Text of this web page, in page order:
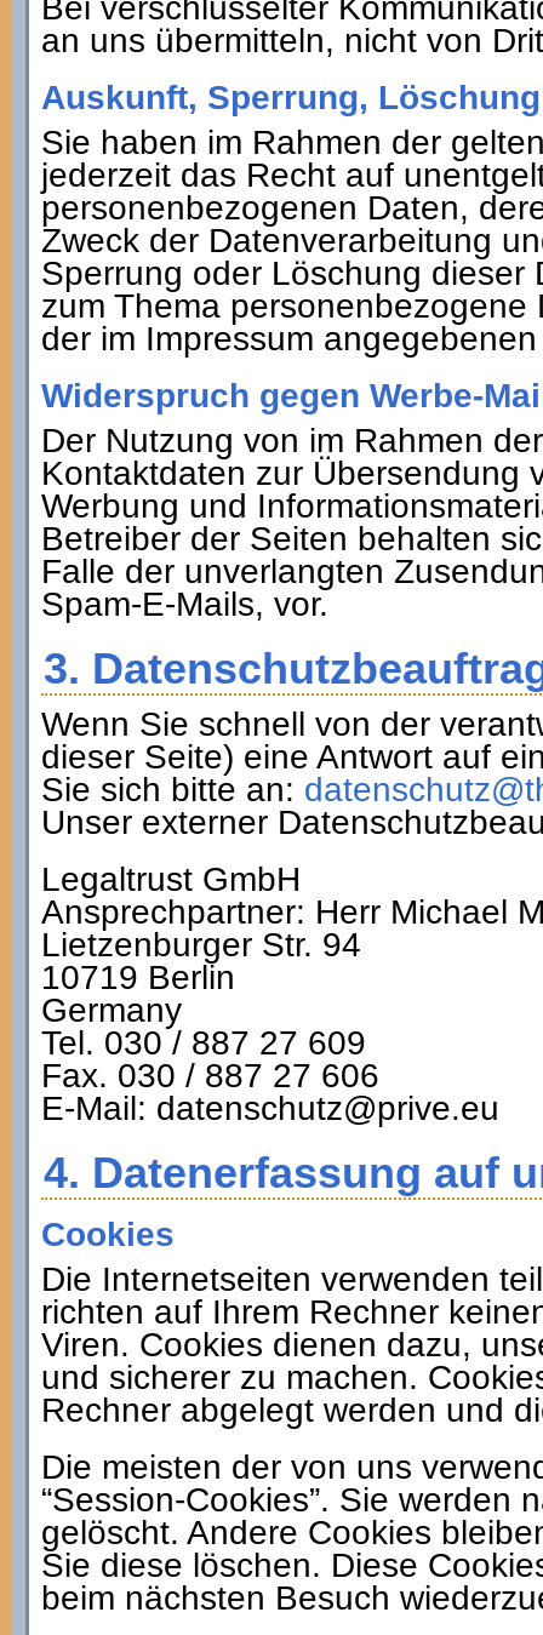
Bei verschlüsselter
an uns übermitteln, nicht von
Auskunft, Sperrung, Löschung
Sie haben im Rahmen der
jederzeit das Recht auf
personenbezogenen Daten,
Zweck der Datenverarbeitung
Sperrung oder Löschung dieser
zum Thema
der im Impressum
Widerspruch gegen Werbe-
Der Nutzung von im Rahmen
Kontaktdaten zur Übersendung
Werbung und
Betreiber der Seiten behalten
Falle der unverlangten
Spam-E-Mails, vor.
3.
Wenn Sie schnell von der
dieser Seite) eine Antwort auf
Sie sich bitte an:
Unser externer
Legaltrust GmbH
Ansprechpartner: Herr Michael
Lietzenburger Str. 94
10719 Berlin
Germany
Tel. 030 / 887 27 609
Fax. 030 / 887 27 606
E-Mail: datenschutz@prive.eu
4. Datenerfassung auf
Cookies
Die Internetseiten verwenden
richten auf Ihrem Rechner
Viren. Cookies dienen dazu,
und sicherer zu machen.
Rechner abgelegt werden und
Die meisten der von uns
“Session-Cookies”. Sie werden
gelöscht. Andere Cookies
Sie diese löschen. Diese
beim nächsten Besuch